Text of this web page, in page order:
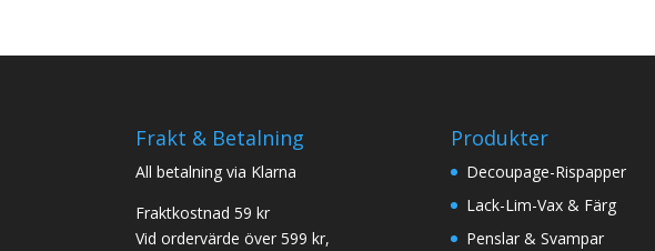
Frakt & Betalning
All betalning via Klarna
Fraktkostnad 59 kr
Vid ordervärde över 599 kr,
Produkter
Decoupage-Rispapper
Lack-Lim-Vax & Färg
Penslar & Svampar